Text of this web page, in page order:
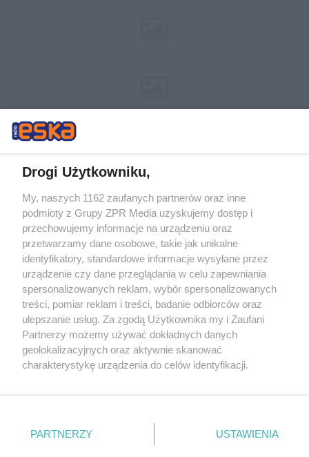
Żaden utwór zamieszczony w serwisie nie może być powielany i
rozpowszechniany lub dalej rozpowszechniany w jakikolwiek sposób (w
tym także elektroniczny lub mechaniczny) na jakimkolwiek polu
eksploatacji w jakiejkolwiek formie, włącznie z umieszczaniem w
Internecie bez pisemnej zgody właściciela praw. Jakiekolwiek użycie lub
wykorzystanie utworów w całości lub w części z naruszeniem prawa,
tzn. bez właściwej zgody, jest zabronione pod groźbą kary i może być
ścigane prawnie.
Drogi Użytkowniku,
My, naszych 1162 zaufanych partnerów oraz inne
podmioty z Grupy ZPR Media uzyskujemy dostęp i
przechowujemy informacje na urządzeniu oraz
przetwarzamy dane osobowe, takie jak unikalne
identyfikatory, standardowe informacje wysyłane przez
urządzenie czy dane przeglądania w celu zapewniania
spersonalizowanych reklam, wybór spersonalizowanych
treści, pomiar reklam i treści, badanie odbiorców oraz
ulepszanie usług. Za zgodą Użytkownika my i Zaufani
Partnerzy możemy używać dokładnych danych
geolokalizacyjnych oraz aktywnie skanować
charakterystykę urządzenia do celów identyfikacji.
zmienić/wycofać klikając przycisk ustawień prywatności
znajdujący się w lewym dolnym rogu strony
PARTNERZY USTAWIENIA